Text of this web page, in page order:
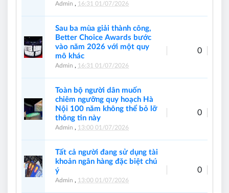
Admin , 16:31 01/07/2026
Sau ba mùa giải thành công,
Better Choice Awards bước
vào năm 2026 với một quy
mô khác
Admin , 16:31 01/07/2026
0
Toàn bộ người dân muốn
chiêm ngưỡng quy hoạch Hà
Nội 100 năm không thể bỏ lỡ
thông tin này
Admin , 13:00 01/07/2026
0
Tất cả người đang sử dụng tài
khoản ngân hàng đặc biệt chú
ý
Admin , 13:00 01/07/2026
0